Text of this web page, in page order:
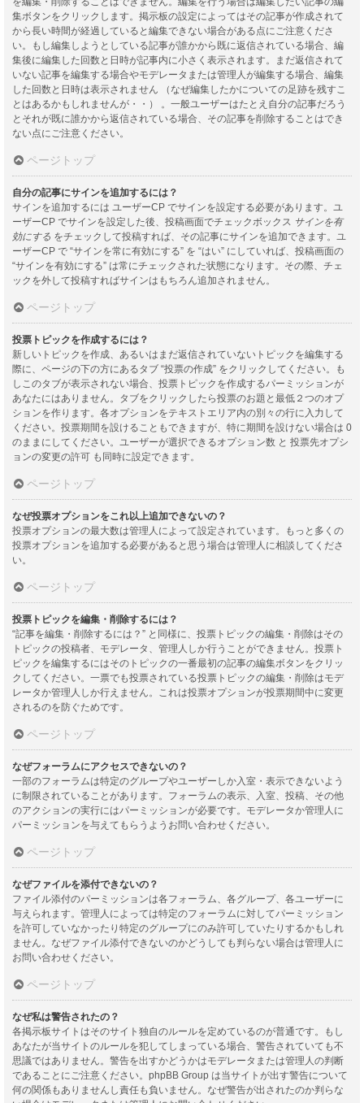
集ボタンをクリックします。掲示板の設定によってはその記事が作成されて
から長い時間が経過していると編集できない場合がある点にご注意くださ
い。もし編集しようとしている記事が誰かから既に返信されている場合、編
集後に編集した回数と日時が記事内に小さく表示されます。まだ返信されて
いない記事を編集する場合やモデレータまたは管理人が編集する場合、編集
した回数と日時は表示されません （なぜ編集したかについての足跡を残すこ
とはあるかもしれませんが・・） 。一般ユーザーはたとえ自分の記事だろう
とそれが既に誰かから返信されている場合、その記事を削除することはでき
ない点にご注意ください。
ページトップ
自分の記事にサインを追加するには？
サインを追加するには ユーザーCP でサインを設定する必要があります。ユ
ーザーCP でサインを設定した後、投稿画面でチェックボックス サインを有
効にする をチェックして投稿すれば、その記事にサインを追加できます。ユ
ーザーCP で “サインを常に有効にする” を “はい” にしていれば、投稿画面の
“サインを有効にする” は常にチェックされた状態になります。その際、チェ
ックを外して投稿すればサインはもちろん追加されません。
ページトップ
投票トピックを作成するには？
新しいトピックを作成、あるいはまだ返信されていないトピックを編集する
際に、ページの下の方にあるタブ “投票の作成” をクリックしてください。も
しこのタブが表示されない場合、投票トピックを作成するパーミッションが
あなたにはありません。タブをクリックしたら投票のお題と最低２つのオプ
ションを作ります。各オプションをテキストエリア内の別々の行に入力して
ください。投票期間を設けることもできますが、特に期間を設けない場合は 0
のままにしてください。ユーザーが選択できるオプション数 と 投票先オプシ
ョンの変更の許可 も同時に設定できます。
ページトップ
なぜ投票オプションをこれ以上追加できないの？
投票オプションの最大数は管理人によって設定されています。もっと多くの
投票オプションを追加する必要があると思う場合は管理人に相談してくださ
い。
ページトップ
投票トピックを編集・削除するには？
“記事を編集・削除するには？” と同様に、投票トピックの編集・削除はその
トピックの投稿者、モデレータ、管理人しか行うことができません。投票ト
ピックを編集するにはそのトピックの一番最初の記事の編集ボタンをクリッ
クしてください。一票でも投票されている投票トピックの編集・削除はモデ
レータか管理人しか行えません。これは投票オプションが投票期間中に変更
されるのを防ぐためです。
ページトップ
なぜフォーラムにアクセスできないの？
一部のフォーラムは特定のグループやユーザーしか入室・表示できないよう
に制限されていることがあります。フォーラムの表示、入室、投稿、その他
のアクションの実行にはパーミッションが必要です。モデレータか管理人に
パーミッションを与えてもらうようお問い合わせください。
ページトップ
なぜファイルを添付できないの？
ファイル添付のパーミッションは各フォーラム、各グループ、各ユーザーに
与えられます。管理人によっては特定のフォーラムに対してパーミッション
を許可していなかったり特定のグループにのみ許可していたりするかもしれ
ません。なぜファイル添付できないのかどうしても判らない場合は管理人に
お問い合わせください。
ページトップ
なぜ私は警告されたの？
各掲示板サイトはそのサイト独自のルールを定めているのが普通です。もし
あなたが当サイトのルールを犯してしまっている場合、警告されていても不
思議ではありません。警告を出すかどうかはモデレータまたは管理人の判断
であることにご注意ください。phpBB Group は当サイトが出す警告について
何の関係もありませんし責任も負いません。なぜ警告が出されたのか判らな